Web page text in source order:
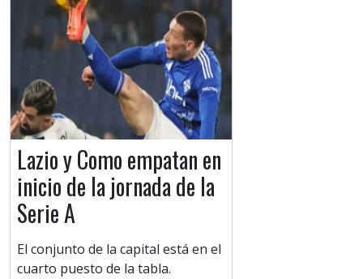
Lazio y Como empatan en
inicio de la jornada de la
Serie A
El conjunto de la capital está en el
cuarto puesto de la tabla.